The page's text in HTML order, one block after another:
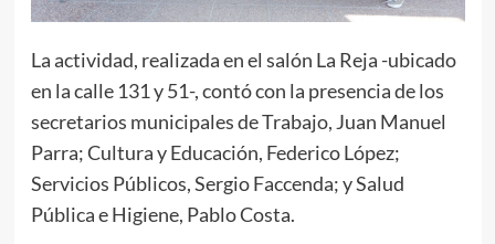
La actividad, realizada en el salón La Reja -ubicado
en la calle 131 y 51-, contó con la presencia de los
secretarios municipales de Trabajo, Juan Manuel
Parra; Cultura y Educación, Federico López;
Servicios Públicos, Sergio Faccenda; y Salud
Pública e Higiene, Pablo Costa.